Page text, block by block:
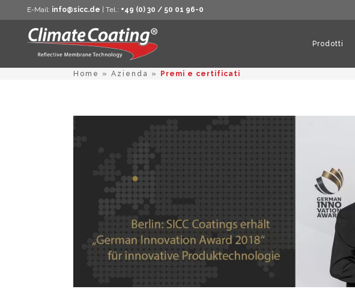
E-Mail: info@sicc.de | Tel.: +49 (0) 30 / 50 01 96-0
Prodotti
Home » Azienda » Premi e certificati